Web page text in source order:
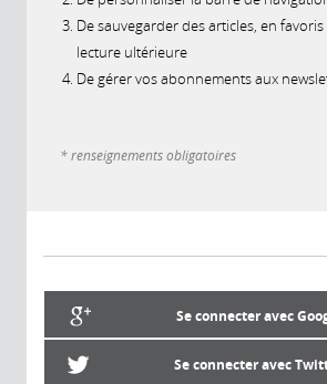
De sauvegarder des articles, en
lecture ultérieure
De gérer vos abonnements aux
* renseignements obligatoires
Se connecter avec
Se connecter avec